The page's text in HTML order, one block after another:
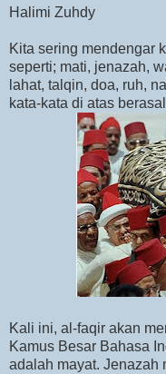
Halimi Zuhdy
Kita sering mendengar
seperti; mati, jenazah,
lahat, talqin, doa, ruh,
kata-kata di atas
Kali ini, al-faqir akan
Kamus Besar Bahasa
adalah mayat. Jenazah